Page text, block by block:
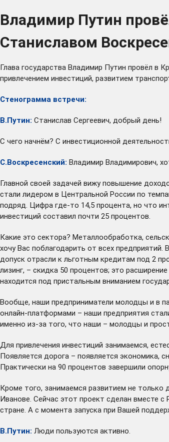
Владимир Путин
Станиславом
Глава государства Владимир Путин провёл в
привлечением инвестиций, развитием
Стенограмма встречи:
В.Путин: Станислав Сергеевич, добрый день!
С чего начнём? С инвестиционной
С.Воскресенский: Владимир Владимирович,
Главной своей задачей вижу повышение
стали лидером в Центральной России по
подряд. Цифра где-то 14,5 процента, но что
инвестиций составил почти 25 процентов.
Какие это сектора? Металлообработка,
хочу Вас поблагодарить от всех
допуск отрасли к льготным кредитам под 2
лизинг, – скидка 50 процентов; это
находится под пристальным вниманием
Вообще, наши предприниматели молодцы и в
онлайн-платформами – наши предприятия
именно из-за того, что наши – молодцы и
Для привлечения инвестиций занимаемся,
Появляется дорога – появляется экономика,
Практически на 90 процентов завершили
Кроме того, занимаемся развитием не
Иванове. Сейчас этот проект сделан вместе
стране. А с момента запуска при Вашей
В.Путин: Люди пользуются активно.